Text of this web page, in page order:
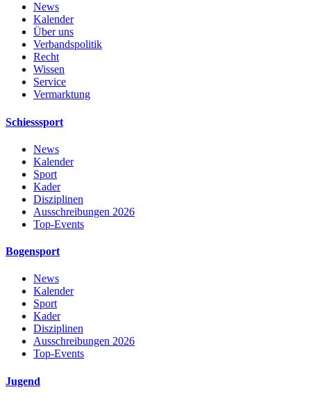
News
Kalender
Über uns
Verbandspolitik
Recht
Wissen
Service
Vermarktung
Schiesssport
News
Kalender
Sport
Kader
Disziplinen
Ausschreibungen 2026
Top-Events
Bogensport
News
Kalender
Sport
Kader
Disziplinen
Ausschreibungen 2026
Top-Events
Jugend